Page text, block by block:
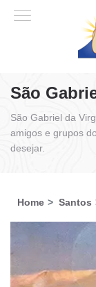
São
São Gabriel da
amigos e grupos
desejar.
Home Santos